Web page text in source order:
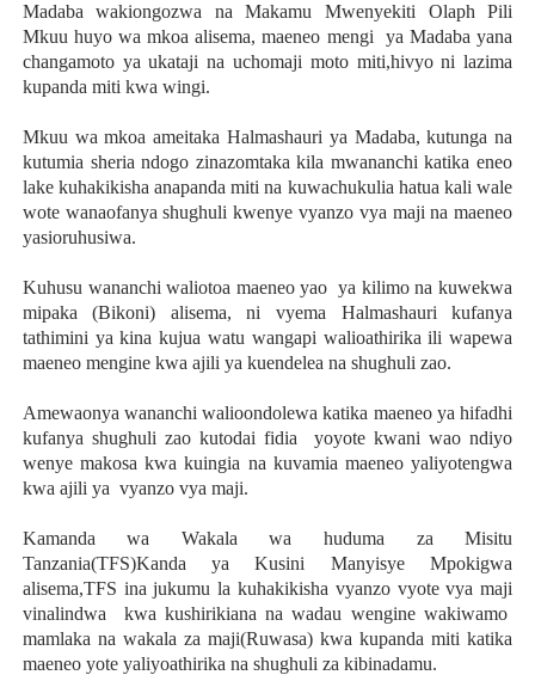
Madaba wakiongozwa na Makamu Mwenyekiti Olaph Pili
Mkuu huyo wa mkoa alisema, maeneo mengi ya Madaba yana
changamoto ya ukataji na uchomaji moto miti,hivyo ni lazima
kupanda miti kwa wingi.
Mkuu wa mkoa ameitaka Halmashauri ya Madaba, kutunga na
kutumia sheria ndogo zinazomtaka kila mwananchi katika eneo
lake kuhakikisha anapanda miti na kuwachukulia hatua kali wale
wote wanaofanya shughuli kwenye vyanzo vya maji na maeneo
yasioruhusiwa.
Kuhusu wananchi waliotoa maeneo yao ya kilimo na kuwekwa
mipaka (Bikoni) alisema, ni vyema Halmashauri kufanya
tathimini ya kina kujua watu wangapi walioathirika ili wapewa
maeneo mengine kwa ajili ya kuendelea na shughuli zao.
Amewaonya wananchi walioondolewa katika maeneo ya hifadhi
kufanya shughuli zao kutodai fidia yoyote kwani wao ndiyo
wenye makosa kwa kuingia na kuvamia maeneo yaliyotengwa
kwa ajili ya vyanzo vya maji.
Kamanda wa Wakala wa huduma za Misitu
Tanzania(TFS)Kanda ya Kusini Manyisye Mpokigwa
alisema,TFS ina jukumu la kuhakikisha vyanzo vyote vya maji
vinalindwa kwa kushirikiana na wadau wengine wakiwamo
mamlaka na wakala za maji(Ruwasa) kwa kupanda miti katika
maeneo yote yaliyoathirika na shughuli za kibinadamu.